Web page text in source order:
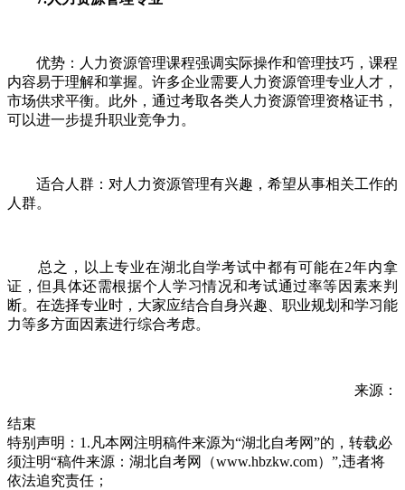
优势：人力资源管理课程强调实际操作和管理技巧，课程
内容易于理解和掌握。许多企业需要人力资源管理专业人才，
市场供求平衡。此外，通过考取各类人力资源管理资格证书，
可以进一步提升职业竞争力。
适合人群：对人力资源管理有兴趣，希望从事相关工作的
人群。
总之，以上专业在湖北自学考试中都有可能在2年内拿
证，但具体还需根据个人学习情况和考试通过率等因素来判
断。在选择专业时，大家应结合自身兴趣、职业规划和学习能
力等多方面因素进行综合考虑。
来源：
结束
特别声明：1.凡本网注明稿件来源为“湖北自考网”的，转载必
须注明“稿件来源：湖北自考网（www.hbzkw.com）”,违者将
依法追究责任；